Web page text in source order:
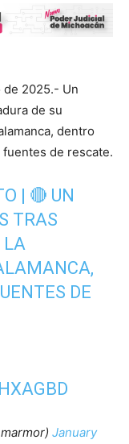
de 2025.- Un
de su
dentro
de rescate.
| 🔴 UN
TRAS
LA
DE
January